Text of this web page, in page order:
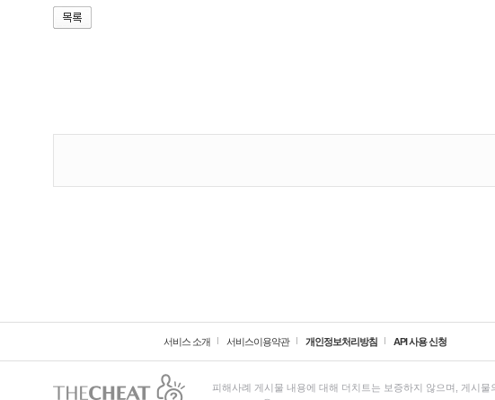
서비스 소개 서비스이용약관 개인정보처리방침 API 사용 신청
피해사례 게시물 내용에 대해 더치트는 보증하지 않으며, 게시